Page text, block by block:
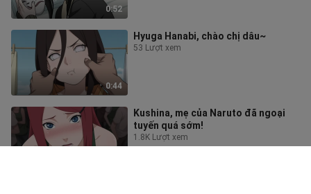
0:52
0:44
Hyuga Hanabi, chào chị dâu~
53 Lượt xem
Kushina, mẹ của Naruto đã ngoại
tuyến quá sớm!
1.8K Lượt xem